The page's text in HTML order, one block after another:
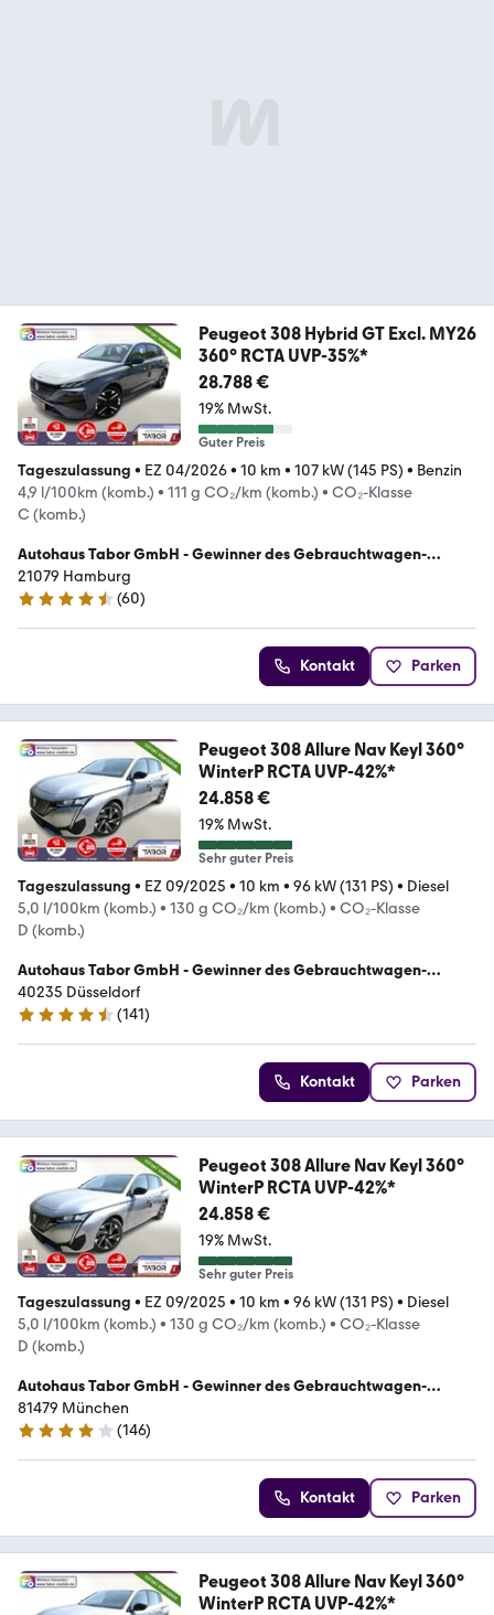
Peugeot 308 Hybrid GT Excl. MY26
360° RCTA UVP-35%*
28.788 €
19% MwSt.
Guter Preis
Tageszulassung • EZ 04/2026• 10 km • 107 kW (145 PS) • Benzin
4,9 l/100km (komb.) • 111 g CO₂/km (komb.) • CO₂-Klasse
C (komb.)
Autohaus Tabor GmbH - Gewinner des Gebrauchtwagen-
Awards 2023
21079 Hamburg
4.6 Sterne
(60)
Kontakt Parken
Peugeot 308 Allure Nav Keyl 360°
WinterP RCTA UVP-42%*
24.858 €
19% MwSt.
Sehr guter Preis
Tageszulassung • EZ 09/2025 • 10 km • 96 kW (131 PS) • Diesel
5,0 l/100km (komb.) • 130 g CO₂/km (komb.) • CO₂-Klasse
D (komb.)
Autohaus Tabor GmbH - Gewinner des Gebrauchtwagen-
Awards 2023
40235 Düsseldorf
4.5 Sterne
(141)
Kontakt Parken
Peugeot 308 Allure Nav Keyl 360°
WinterP RCTA UVP-42%*
24.858 €
19% MwSt.
Sehr guter Preis
Tageszulassung • EZ 09/2025 • 10 km • 96 kW (131 PS) • Diesel
5,0 l/100km (komb.) • 130 g CO₂/km (komb.) • CO₂-Klasse
D (komb.)
Autohaus Tabor GmbH - Gewinner des Gebrauchtwagen-
Awards 2023
81479 München
4.2 Sterne
(146)
Kontakt Parken
Peugeot 308 Allure Nav Keyl 360°
WinterP RCTA UVP-42%*